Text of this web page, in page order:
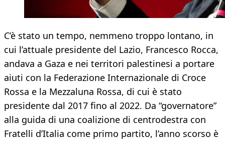
C’è stato un tempo, nemmeno troppo lontano, in
cui l’attuale presidente del Lazio, Francesco Rocca,
andava a Gaza e nei territori palestinesi a portare
aiuti con la Federazione Internazionale di Croce
Rossa e la Mezzaluna Rossa, di cui è stato
presidente dal 2017 fino al 2022. Da “governatore”
alla guida di una coalizione di centrodestra con
Fratelli d’Italia come primo partito, l’anno scorso è